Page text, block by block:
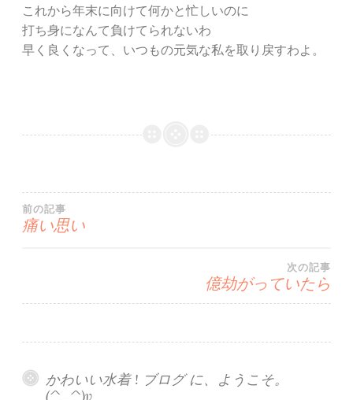
これから年末に向けて何かと忙しいのに
打ち身になんて負けてられないわ
早く良くなって、いつもの元気な私を取り戻すわよ。
投
ナ
ゲ
前の記事
痛い思い
次の記事
億劫がっていたら
かわいい水着 ! ブログ に、ようこそ。
(^_^)v